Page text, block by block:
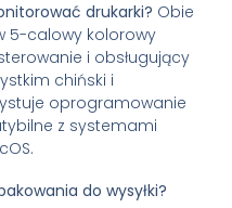
drukarki? Obie
5-calowy kolorowy
i obsługujący
chiński i
oprogramowanie
z systemami
do wysyłki?